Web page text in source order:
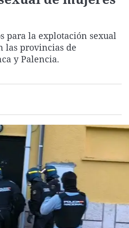
La rosa de los vientos
Como el perro y el
Equipo de
Operación Viuda
Extremadura
La Rioja
Navarra
Elecciones
para la explotación sexual
las provincias de
y Palencia.